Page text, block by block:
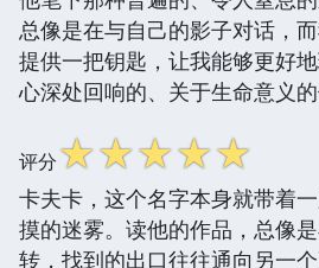
总像是在与自己的影子对话，
提供一把钥匙，让我能够更好
心深处回响的、关于生命意义的
评分☆☆☆☆☆
卡夫卡，这个名字本身就带着
摸的迷雾。读他的作品，总像
转，找到的出口往往通向另一